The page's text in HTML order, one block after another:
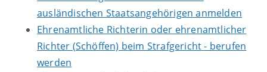
ausländischen Staatsangehörigen anmelden
Ehrenamtliche Richterin oder ehrenamtlicher
Richter (Schöffen) beim Strafgericht - berufen
werden